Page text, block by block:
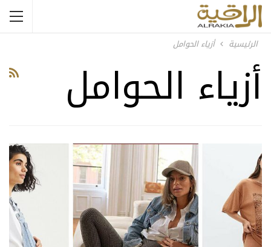
الرئيسية أزياء الحوامل
أزياء الحوامل